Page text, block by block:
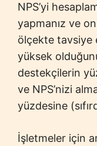
NPS’yi
yapmanız ve
ölçekte tavsiye
yüksek
destekçilerin
ve NPS’nizi
yüzdesine
İşletmeler için